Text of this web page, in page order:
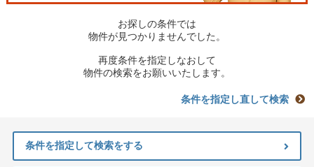
お探しの条件では
物件が見つかりませんでした。
再度条件を指定しなおして
物件の検索をお願いいたします。
条件を指定し直して検索
条件を指定して検索をする